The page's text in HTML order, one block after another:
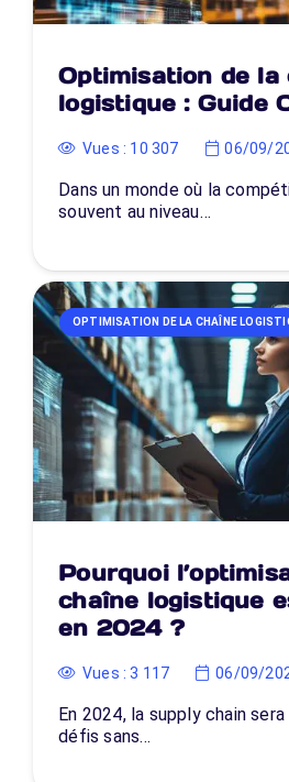
Optimisation de la
logistique : Guide
Vues : 10 307 06/09/
Dans un monde où la
souvent au niveau…
OPTIMISATION DE LA CHAÎNE
Pourquoi
chaîne logistique
en 2024 ?
Vues :3 117 06/09/
En 2024, la supply chain
défis sans…